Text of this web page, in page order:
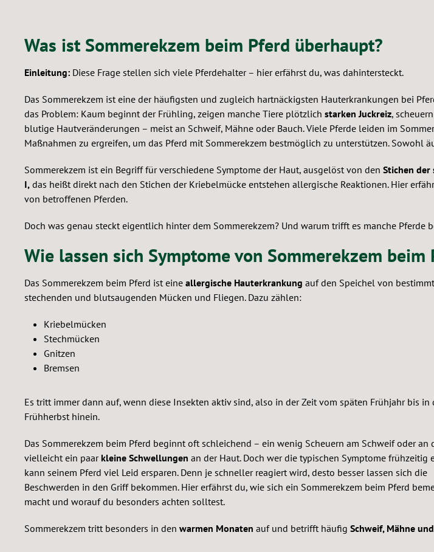
Was ist Sommerekzem beim Pferd überhaupt?
Einleitung: Diese Frage stellen sich viele Pferdehalter – hier erfährst du, was dahintersteckt.
Das Sommerekzem ist eine der häufigsten und zugleich hartnäckigsten Hauterkrankungen bei
das Problem: Kaum beginnt der Frühling, zeigen manche Tiere plötzlich starken Juckreiz,
blutige Hautveränderungen – meist an Schweif, Mähne oder Bauch. Viele Pferde leiden im
Maßnahmen zu ergreifen, um das Pferd mit Sommerekzem bestmöglich zu unterstützen. Sowohl
Sommerekzem ist ein Begriff für verschiedene Symptome der Haut, ausgelöst von den Stichen der
I, das heißt direkt nach den Stichen der Kriebelmücke entstehen allergische Reaktionen. Hier
von betroffenen Pferden.
Doch was genau steckt eigentlich hinter dem Sommerekzem? Und warum trifft es manche Pferde
Wie lassen sich Symptome von Sommerekzem beim
Das Sommerekzem beim Pferd ist eine allergische Hauterkrankung auf den Speichel von
stechenden und blutsaugenden Mücken und Fliegen. Dazu zählen:
Kriebelmücken
Stechmücken
Gnitzen
Bremsen
Es tritt immer dann auf, wenn diese Insekten aktiv sind, also in der Zeit vom späten Frühjahr bis in
Frühherbst hinein.
Das Sommerekzem beim Pferd beginnt oft schleichend – ein wenig Scheuern am Schweif oder an
vielleicht ein paar kleine Schwellungen an der Haut. Doch wer die typischen Symptome frühzeitig
kann seinem Pferd viel Leid ersparen. Denn je schneller reagiert wird, desto besser lassen sich die
Beschwerden in den Griff bekommen. Hier erfährst du, wie sich ein Sommerekzem beim Pferd
macht und worauf du besonders achten solltest.
Sommerekzem tritt besonders in den warmen Monaten auf und betrifft häufig Schweif, Mähne